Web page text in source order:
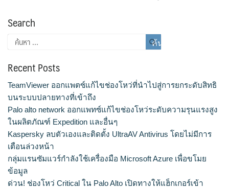
Search
Recent Posts
TeamViewer ออกแพตซ์แก้ไขช่องโหว่ที่นำไปสู่การยกระดับสิทธิ
บนระบบปลายทางที่เข้าถึง
Palo alto network ออกแพทซ์แก้ไขช่องโหว่ระดับความรุนแรงสูง
ในผลิตภัณฑ์ Expedition และอื่นๆ
Kaspersky ลบตัวเองและติดตั้ง UltraAV Antivirus โดยไม่มีการ
เตือนล่วงหน้า
กลุ่มแรนซัมแวร์กำลังใช้เครื่องมือ Microsoft Azure เพื่อขโมย
ข้อมูล
ด่วน! ช่องโหว่ Critical ใน Palo Alto เปิดทางให้แฮ็กเกอร์เข้า